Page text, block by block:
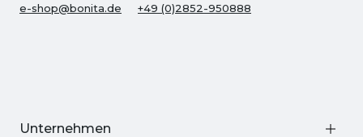
e-shop@bonita.de +49 (0)2852-950888
Unternehmen